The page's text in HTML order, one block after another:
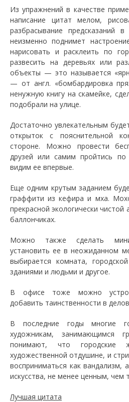
Из упражнений в качестве
написание цитат мелом,
разбрасывание предсказаний
неизменно поднимет
нарисовать и расклеить по
развесить на деревьях или
объекты — это называется
— от англ. «бомбардировка
ненужную книгу на скамейке,
подобрали на улице.
Достаточно увлекательным
открыток с пояснительной
стороне. Можно провести
друзей или самим пройтись
видим ее впервые.
Еще одним крутым заданием
граффити из кефира и мха.
прекрасной экологически чистой
баллончиках.
Можно также сделать
установить ее в неожиданном
выбирается комната,
зданиями и людьми и другое.
В офисе тоже можно
добавить таинственности в
В последние годы многие
художникам, занимающимся
понимают, что городские
художественной отдушине, и
восприниматься как
искусства, не менее ценным, чем
Лучшая цитата